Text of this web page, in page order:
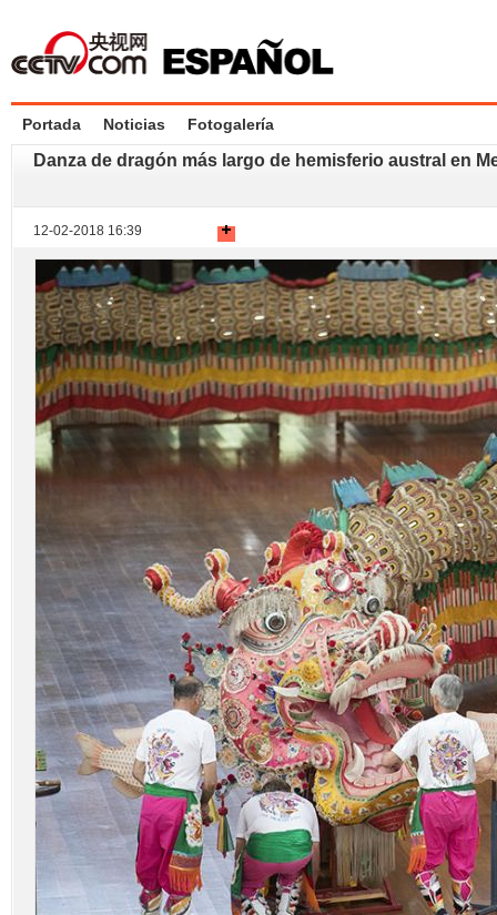
Portada Noticias Fotogalería
Danza de dragón más largo de hemisferio austral en
12-02-2018 16:39